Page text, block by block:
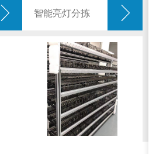
智能亮灯分拣